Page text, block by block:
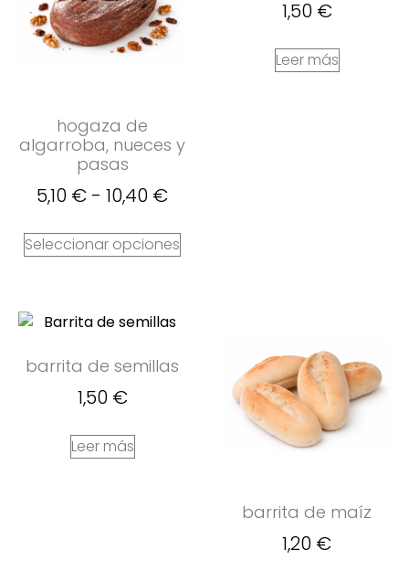
hogaza de
algarroba, nueces y
pasas
5,10 € - 10,40 €
Seleccionar opciones
1,50 €
Leer más
barrita de semillas
1,50 €
Leer más
barrita de maíz
1,20 €